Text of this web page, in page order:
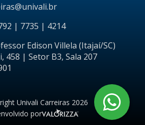
| 7735 | 4214
Edison Villela (Itajaí/SC)
458 | Setor B3, Sala 207
Univali Carreiras 2026
por